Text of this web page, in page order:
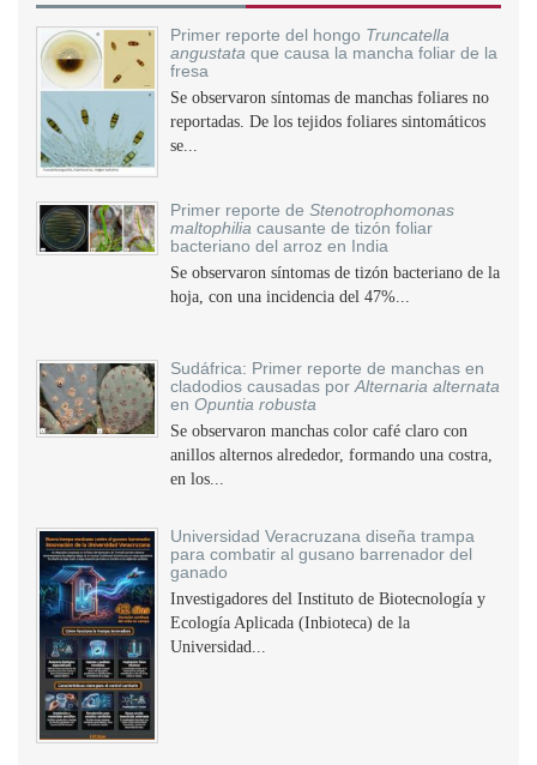
Primer reporte del hongo Truncatella
angustata que causa la mancha foliar de la
fresa
Se observaron síntomas de manchas foliares no
reportadas. De los tejidos foliares sintomáticos
se...
Primer reporte de Stenotrophomonas
maltophilia causante de tizón foliar
bacteriano del arroz en India
Se observaron síntomas de tizón bacteriano de la
hoja, con una incidencia del 47%...
Sudáfrica: Primer reporte de manchas en
cladodios causadas por Alternaria alternata
en Opuntia robusta
Se observaron manchas color café claro con
anillos alternos alrededor, formando una costra,
en los...
Universidad Veracruzana diseña trampa
para combatir al gusano barrenador del
ganado
Investigadores del Instituto de Biotecnología y
Ecología Aplicada (Inbioteca) de la
Universidad...